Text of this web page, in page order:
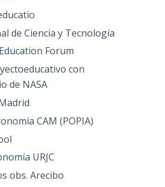
de Ciencia y Tecnología
Forum
con
de NASA
CAM (POPIA)
URJC
obs. Arecibo